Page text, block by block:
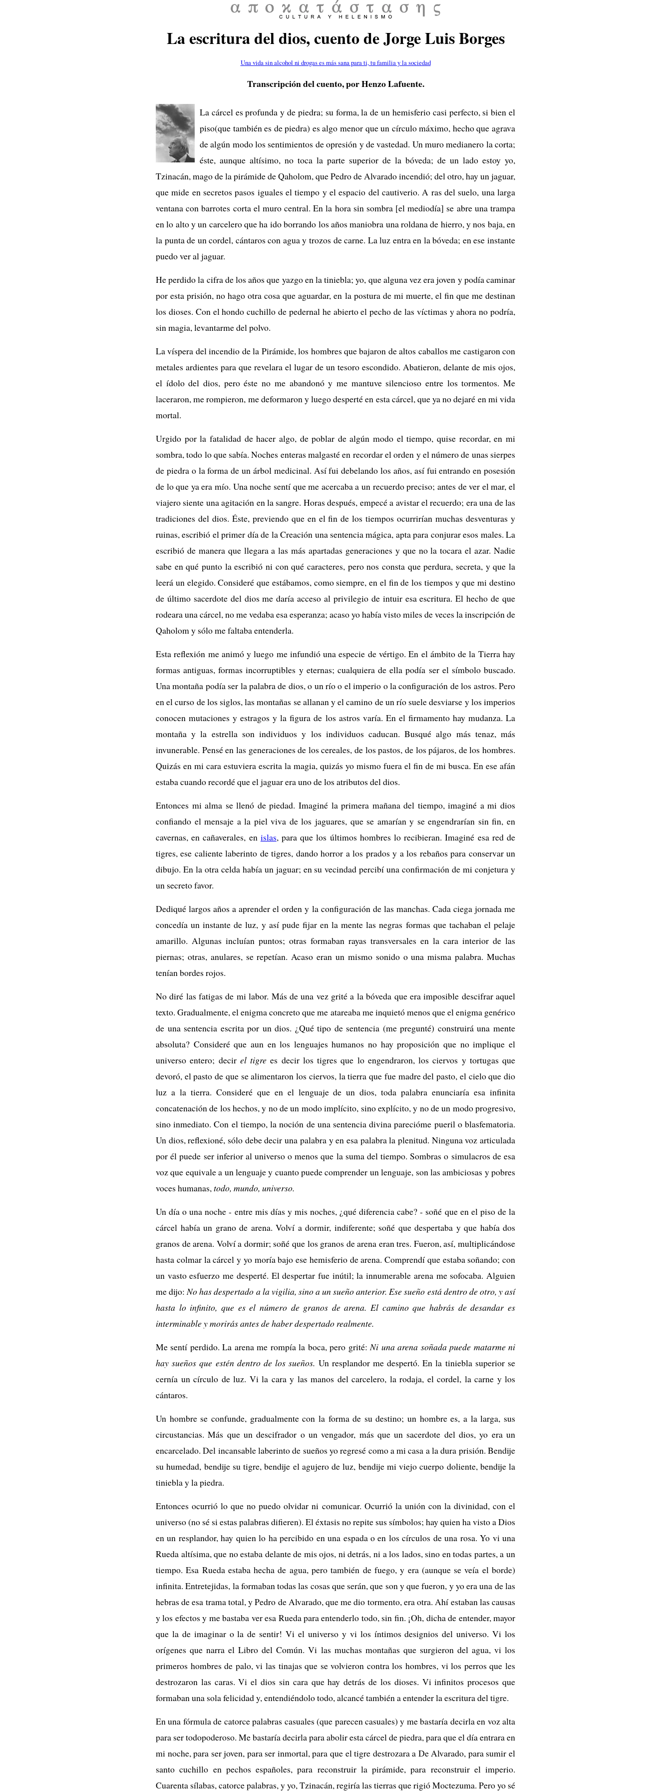
La escritura del dios, cuento de Jorge Luis Borges
Una vida sin alcohol ni drogas es más sana para ti, tu familia y la sociedad
Transcripción del cuento, por Henzo Lafuente.
La cárcel es profunda y de piedra; su forma, la de un hemisferio casi perfecto, si bien el
piso(que también es de piedra) es algo menor que un círculo máximo, hecho que agrava
de algún modo los sentimientos de opresión y de vastedad. Un muro medianero la corta;
éste, aunque altísimo, no toca la parte superior de la bóveda; de un lado estoy yo,
Tzinacán, mago de la pirámide de Qaholom, que Pedro de Alvarado incendió; del otro, hay un jaguar,
que mide en secretos pasos iguales el tiempo y el espacio del cautiverio. A ras del suelo, una larga
ventana con barrotes corta el muro central. En la hora sin sombra [el mediodía] se abre una trampa
en lo alto y un carcelero que ha ido borrando los años maniobra una roldana de hierro, y nos baja, en
la punta de un cordel, cántaros con agua y trozos de carne. La luz entra en la bóveda; en ese instante
puedo ver al jaguar.
He perdido la cifra de los años que yazgo en la tiniebla; yo, que alguna vez era joven y podía caminar
por esta prisión, no hago otra cosa que aguardar, en la postura de mi muerte, el fin que me destinan
los dioses. Con el hondo cuchillo de pedernal he abierto el pecho de las víctimas y ahora no podría,
sin magia, levantarme del polvo.
La víspera del incendio de la Pirámide, los hombres que bajaron de altos caballos me castigaron con
metales ardientes para que revelara el lugar de un tesoro escondido. Abatieron, delante de mis ojos,
el ídolo del dios, pero éste no me abandonó y me mantuve silencioso entre los tormentos. Me
laceraron, me rompieron, me deformaron y luego desperté en esta cárcel, que ya no dejaré en mi vida
mortal.
Urgido por la fatalidad de hacer algo, de poblar de algún modo el tiempo, quise recordar, en mi
sombra, todo lo que sabía. Noches enteras malgasté en recordar el orden y el número de unas sierpes
de piedra o la forma de un árbol medicinal. Así fui debelando los años, así fui entrando en posesión
de lo que ya era mío. Una noche sentí que me acercaba a un recuerdo preciso; antes de ver el mar, el
viajero siente una agitación en la sangre. Horas después, empecé a avistar el recuerdo; era una de las
tradiciones del dios. Éste, previendo que en el fin de los tiempos ocurrirían muchas desventuras y
ruinas, escribió el primer día de la Creación una sentencia mágica, apta para conjurar esos males. La
escribió de manera que llegara a las más apartadas generaciones y que no la tocara el azar. Nadie
sabe en qué punto la escribió ni con qué caracteres, pero nos consta que perdura, secreta, y que la
leerá un elegido. Consideré que estábamos, como siempre, en el fin de los tiempos y que mi destino
de último sacerdote del dios me daría acceso al privilegio de intuir esa escritura. El hecho de que
rodeara una cárcel, no me vedaba esa esperanza; acaso yo había visto miles de veces la inscripción de
Qaholom y sólo me faltaba entenderla.
Esta reflexión me animó y luego me infundió una especie de vértigo. En el ámbito de la Tierra hay
formas antiguas, formas incorruptibles y eternas; cualquiera de ella podía ser el símbolo buscado.
Una montaña podía ser la palabra de dios, o un río o el imperio o la configuración de los astros. Pero
en el curso de los siglos, las montañas se allanan y el camino de un río suele desviarse y los imperios
conocen mutaciones y estragos y la figura de los astros varía. En el firmamento hay mudanza. La
montaña y la estrella son individuos y los individuos caducan. Busqué algo más tenaz, más
invunerable. Pensé en las generaciones de los cereales, de los pastos, de los pájaros, de los hombres.
Quizás en mi cara estuviera escrita la magia, quizás yo mismo fuera el fin de mi busca. En ese afán
estaba cuando recordé que el jaguar era uno de los atributos del dios.
Entonces mi alma se llenó de piedad. Imaginé la primera mañana del tiempo, imaginé a mi dios
confiando el mensaje a la piel viva de los jaguares, que se amarían y se engendrarían sin fin, en
cavernas, en cañaverales, en islas, para que los últimos hombres lo recibieran. Imaginé esa red de
tigres, ese caliente laberinto de tigres, dando horror a los prados y a los rebaños para conservar un
dibujo. En la otra celda había un jaguar; en su vecindad percibí una confirmación de mi conjetura y
un secreto favor.
Dediqué largos años a aprender el orden y la configuración de las manchas. Cada ciega jornada me
concedía un instante de luz, y así pude fijar en la mente las negras formas que tachaban el pelaje
amarillo. Algunas incluían puntos; otras formaban rayas transversales en la cara interior de las
piernas; otras, anulares, se repetían. Acaso eran un mismo sonido o una misma palabra. Muchas
tenían bordes rojos.
No diré las fatigas de mi labor. Más de una vez grité a la bóveda que era imposible descifrar aquel
texto. Gradualmente, el enigma concreto que me atareaba me inquietó menos que el enigma genérico
de una sentencia escrita por un dios. ¿Qué tipo de sentencia (me pregunté) construirá una mente
absoluta? Consideré que aun en los lenguajes humanos no hay proposición que no implique el
universo entero; decir el tigre es decir los tigres que lo engendraron, los ciervos y tortugas que
devoró, el pasto de que se alimentaron los ciervos, la tierra que fue madre del pasto, el cielo que dio
luz a la tierra. Consideré que en el lenguaje de un dios, toda palabra enunciaría esa infinita
concatenación de los hechos, y no de un modo implícito, sino explícito, y no de un modo progresivo,
sino inmediato. Con el tiempo, la noción de una sentencia divina parecióme pueril o blasfematoria.
Un dios, reflexioné, sólo debe decir una palabra y en esa palabra la plenitud. Ninguna voz articulada
por él puede ser inferior al universo o menos que la suma del tiempo. Sombras o simulacros de esa
voz que equivale a un lenguaje y cuanto puede comprender un lenguaje, son las ambiciosas y pobres
voces humanas,todo, mundo, universo.
Un día o una noche - entre mis días y mis noches, ¿qué diferencia cabe? - soñé que en el piso de la
cárcel había un grano de arena. Volví a dormir, indiferente; soñé que despertaba y que había dos
granos de arena. Volví a dormir; soñé que los granos de arena eran tres. Fueron, así, multiplicándose
hasta colmar la cárcel y yo moría bajo ese hemisferio de arena. Comprendí que estaba soñando; con
un vasto esfuerzo me desperté. El despertar fue inútil; la innumerable arena me sofocaba. Alguien
me dijo:No has despertado a la vigilia, sino a un sueño anterior. Ese sueño está dentro de otro, y así
hasta lo infinito, que es el número de granos de arena. El camino que habrás de desandar es
interminable y morirás antes de haber despertado realmente.
Me sentí perdido. La arena me rompía la boca, pero grité:Ni una arena soñada puede matarme ni
hay sueños que estén dentro de los sueños. Un resplandor me despertó. En la tiniebla superior se
cernía un círculo de luz. Vi la cara y las manos del carcelero, la rodaja, el cordel, la carne y los
cántaros.
Un hombre se confunde, gradualmente con la forma de su destino; un hombre es, a la larga, sus
circustancias. Más que un descifrador o un vengador, más que un sacerdote del dios, yo era un
encarcelado. Del incansable laberinto de sueños yo regresé como a mi casa a la dura prisión. Bendije
su humedad, bendije su tigre, bendije el agujero de luz, bendije mi viejo cuerpo doliente, bendije la
tiniebla y la piedra.
Entonces ocurrió lo que no puedo olvidar ni comunicar. Ocurrió la unión con la divinidad, con el
universo (no sé si estas palabras difieren). El éxtasis no repite sus símbolos; hay quien ha visto a Dios
en un resplandor, hay quien lo ha percibido en una espada o en los círculos de una rosa. Yo vi una
Rueda altísima, que no estaba delante de mis ojos, ni detrás, ni a los lados, sino en todas partes, a un
tiempo. Esa Rueda estaba hecha de agua, pero también de fuego, y era (aunque se veía el borde)
infinita. Entretejidas, la formaban todas las cosas que serán, que son y que fueron, y yo era una de las
hebras de esa trama total, y Pedro de Alvarado, que me dio tormento, era otra. Ahí estaban las causas
y los efectos y me bastaba ver esa Rueda para entenderlo todo, sin fin. ¡Oh, dicha de entender, mayor
que la de imaginar o la de sentir! Vi el universo y vi los íntimos designios del universo. Vi los
orígenes que narra el Libro del Común. Vi las muchas montañas que surgieron del agua, vi los
primeros hombres de palo, vi las tinajas que se volvieron contra los hombres, vi los perros que les
destrozaron las caras. Vi el dios sin cara que hay detrás de los dioses. Vi infinitos procesos que
formaban una sola felicidad y, entendiéndolo todo, alcancé también a entender la escritura del tigre.
En una fórmula de catorce palabras casuales (que parecen casuales) y me bastaría decirla en voz alta
para ser todopoderoso. Me bastaría decirla para abolir esta cárcel de piedra, para que el día entrara en
mi noche, para ser joven, para ser inmortal, para que el tigre destrozara a De Alvarado, para sumir el
santo cuchillo en pechos españoles, para reconstruir la pirámide, para reconstruir el imperio.
Cuarenta sílabas, catorce palabras, y yo, Tzinacán, regiría las tierras que rigió Moctezuma. Pero yo sé